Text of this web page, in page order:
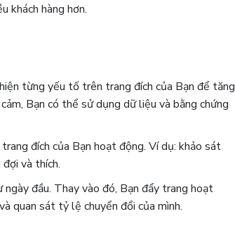
khách hàng hơn.
từng yếu tố trên trang đích của Bạn để tăng
Bạn có thể sử dụng dữ liệu và bằng chứng
đích của Bạn hoạt động. Ví dụ: khảo sát
và thích.
đầu. Thay vào đó, Bạn đẩy trang hoạt
quan sát tỷ lệ chuyển đổi của mình.